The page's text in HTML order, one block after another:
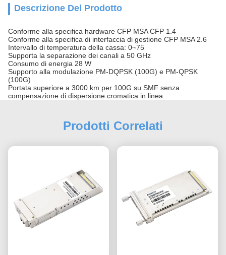
Descrizione Del Prodotto
Conforme alla specifica hardware CFP MSA CFP 1.4
Conforme alla specifica di interfaccia di gestione CFP MSA 2.6
Intervallo di temperatura della cassa: 0~75
Supporta la separazione dei canali a 50 GHz
Consumo di energia 28 W
Supporto alla modulazione PM-DQPSK (100G) e PM-QPSK
(100G)
Portata superiore a 3000 km per 100G su SMF senza
compensazione di dispersione cromatica in linea
Prodotti Correlati